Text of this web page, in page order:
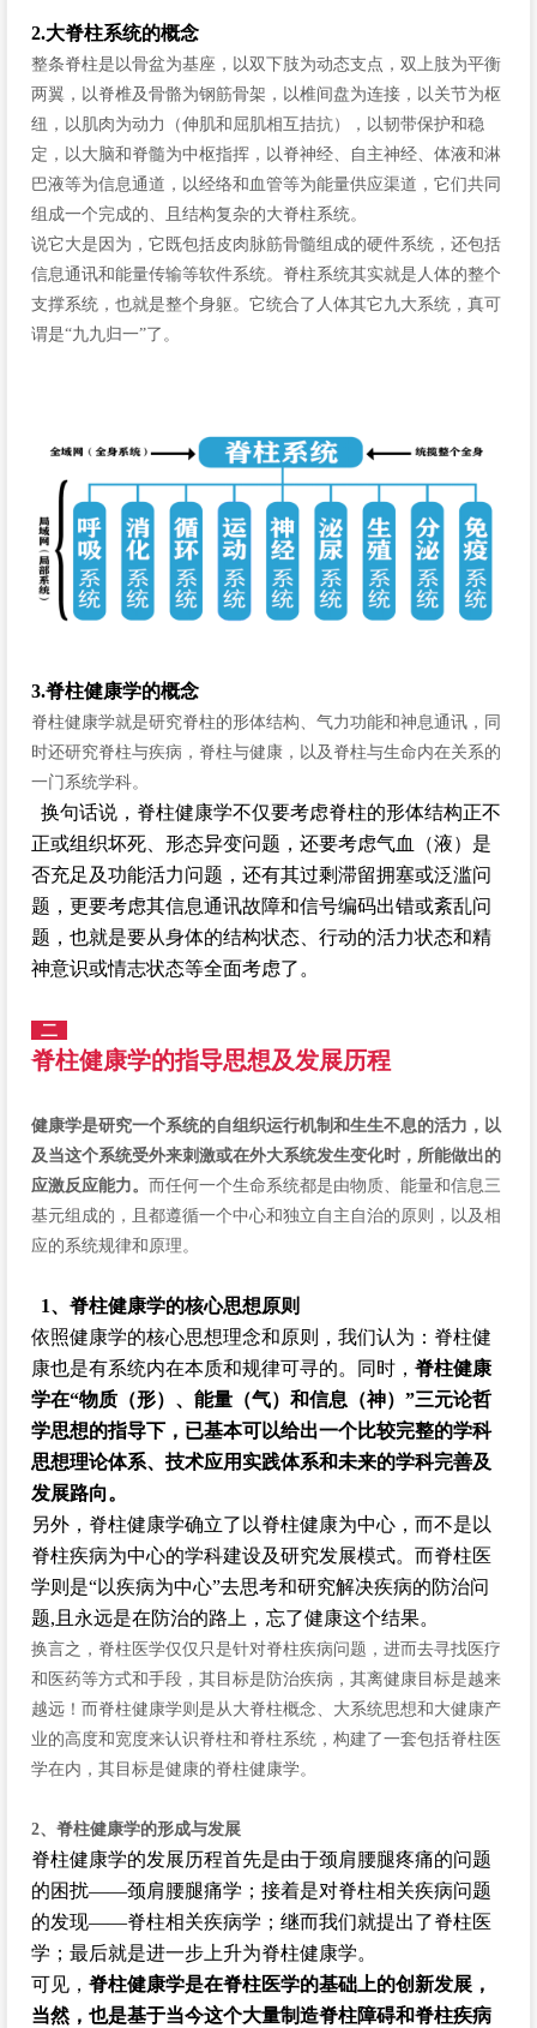
2.大脊柱系统的概念
整条脊柱是以骨盆为基座，以双下肢为动态支点，双上肢为平衡
两翼，以脊椎及骨骼为钢筋骨架，以椎间盘为连接，以关节为枢
纽，以肌肉为动力（伸肌和屈肌相互拮抗），以韧带保护和稳
定，以大脑和脊髓为中枢指挥，以脊神经、自主神经、体液和淋
巴液等为信息通道，以经络和血管等为能量供应渠道，它们共同
组成一个完成的、且结构复杂的大脊柱系统。
说它大是因为，它既包括皮肉脉筋骨髓组成的硬件系统，还包括
信息通讯和能量传输等软件系统。脊柱系统其实就是人体的整个
支撑系统，也就是整个身躯。它统合了人体其它九大系统，真可
谓是“九九归一”了。
3.脊柱健康学的概念
脊柱健康学就是研究脊柱的形体结构、气力功能和神息通讯，同
时还研究脊柱与疾病，脊柱与健康，以及脊柱与生命内在关系的
一门系统学科。
换句话说，脊柱健康学不仅要考虑脊柱的形体结构正不
正或组织坏死、形态异变问题，还要考虑气血（液）是
否充足及功能活力问题，还有其过剩滞留拥塞或泛滥问
题，更要考虑其信息通讯故障和信号编码出错或紊乱问
题，也就是要从身体的结构状态、行动的活力状态和精
神意识或情志状态等全面考虑了。
二
脊柱健康学的指导思想及发展历程
健康学是研究一个系统的自组织运行机制和生生不息的活力，以
及当这个系统受外来刺激或在外大系统发生变化时，所能做出的
应激反应能力。 而任何一个生命系统都是由物质、能量和信息三
基元组成的，且都遵循一个中心和独立自主自治的原则，以及相
应的系统规律和原理。
1、脊柱健康学的核心思想原则
依照健康学的核心思想理念和原则，我们认为：脊柱健
康也是有系统内在本质和规律可寻的。同时，脊柱健康
学在“物质（形）、能量（气）和信息（神）”三元论哲
学思想的指导下，已基本可以给出一个比较完整的学科
思想理论体系、技术应用实践体系和未来的学科完善及
发展路向。
另外，脊柱健康学确立了以脊柱健康为中心，而不是以
脊柱疾病为中心的学科建设及研究发展模式。而脊柱医
学则是“以疾病为中心”去思考和研究解决疾病的防治问
题,且永远是在防治的路上，忘了健康这个结果。
换言之，脊柱医学仅仅只是针对脊柱疾病问题，进而去寻找医疗
和医药等方式和手段，其目标是防治疾病，其离健康目标是越来
越远！而脊柱健康学则是从大脊柱概念、大系统思想和大健康产
业的高度和宽度来认识脊柱和脊柱系统，构建了一套包括脊柱医
学在内，其目标是健康的脊柱健康学。
2、脊柱健康学的形成与发展
脊柱健康学的发展历程首先是由于颈肩腰腿疼痛的问题
的困扰——颈肩腰腿痛学；接着是对脊柱相关疾病问题
的发现——脊柱相关疾病学；继而我们就提出了脊柱医
学；最后就是进一步上升为脊柱健康学。
可见，脊柱健康学是在脊柱医学的基础上的创新发展，
当然，也是基于当今这个大量制造脊柱障碍和脊柱疾病